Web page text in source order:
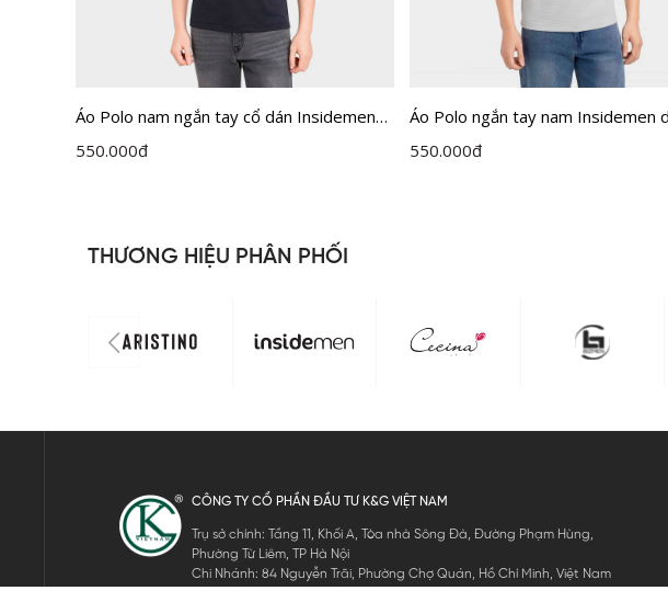
Áo Polo nam ngắn tay cổ dán Insidemen
dệt Jacquard vân chìm IPS122MAH0
550.000đ
Áo Polo ngắn tay nam Insidemen
Jacquard cổ dán cao cấp dáng
IPS121MAH0
550.000đ
THƯƠNG HIỆU PHÂN PHỐI
CÔNG TY CỔ PHẦN ĐẦU TƯ K&G VIỆT NAM
Trụ sở chính: Tầng 11, Khối A, Tòa nhà Sông Đà, Đường Phạm Hùng,
Phường Từ Liêm, TP Hà Nội
Chi Nhánh: 84 Nguyễn Trãi, Phường Chợ Quán, Hồ Chí Minh, Việt Nam